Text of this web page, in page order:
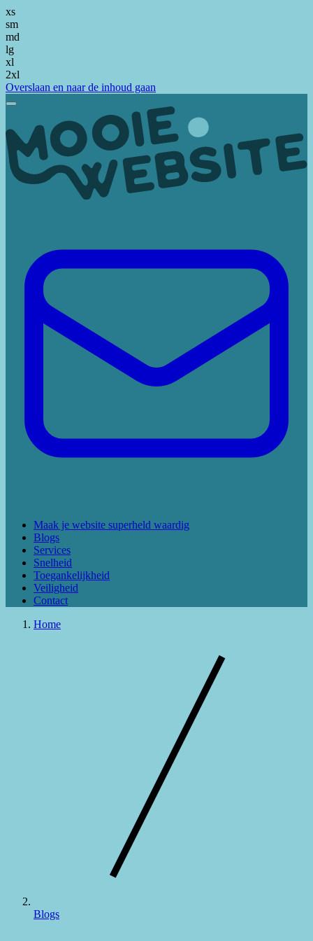
xs
sm
md
lg
xl
2xl
Overslaan en naar de inhoud gaan
Maak je website superheld waardig
Blogs
Services
Snelheid
Toegankelijkheid
Veiligheid
Contact
Home
Blogs